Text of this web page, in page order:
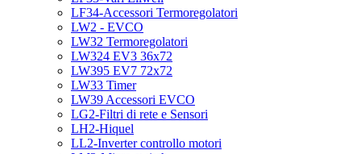
LF34-Accessori Termoregolatori
LW2 - EVCO
LW32 Termoregolatori
LW324 EV3 36x72
LW395 EV7 72x72
LW33 Timer
LW39 Accessori EVCO
LG2-Filtri di rete e Sensori
LH2-Hiquel
LL2-Inverter controllo motori